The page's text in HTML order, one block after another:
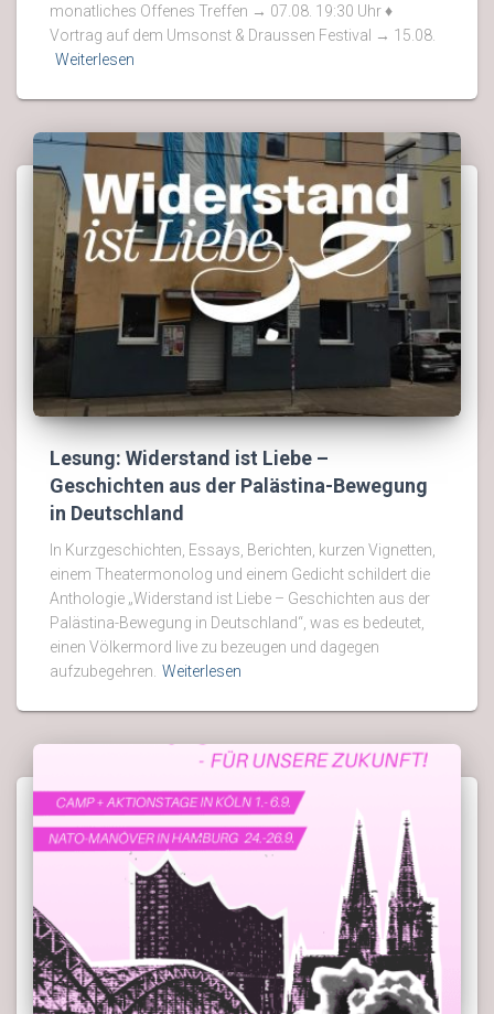
monatliches Offenes Treffen → 07.08. 19:30 Uhr ♦
Vortrag auf dem Umsonst & Draussen Festival → 15.08.
Weiterlesen
Lesung: Widerstand ist Liebe –
Geschichten aus der Palästina-Bewegung
in Deutschland
In Kurzgeschichten, Essays, Berichten, kurzen Vignetten,
einem Theatermonolog und einem Gedicht schildert die
Anthologie „Widerstand ist Liebe – Geschichten aus der
Palästina-Bewegung in Deutschland“, was es bedeutet,
einen Völkermord live zu bezeugen und dagegen
aufzubegehren. Weiterlesen